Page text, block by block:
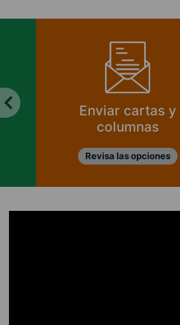
Enviar cartas y
columnas
Revisa las opciones